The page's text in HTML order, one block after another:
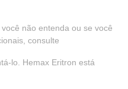
não entenda ou se você
consulte
lo. Hemax Eritron está